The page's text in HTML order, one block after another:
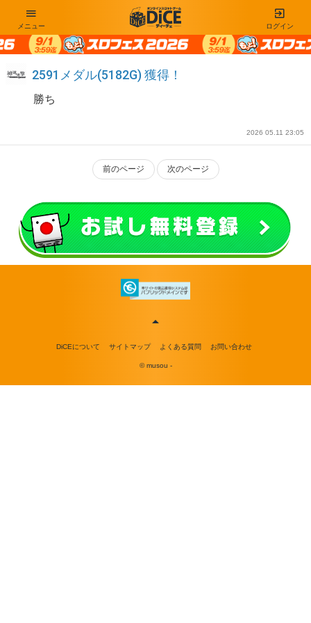
ログイン
メニュー
2591メダル(5182G) 獲得！
勝ち
2026 05.11 23:05
前のページ 次のページ
DiCEについて サイトマップ よくある質問 お問い合わせ
© musou -